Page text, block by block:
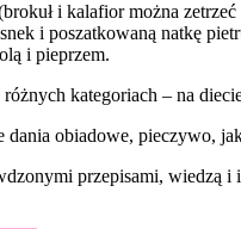
i kalafior można
i poszatkowaną natkę
i pieprzem.
kategoriach – na
dania obiadowe, pieczywo,
przepisami, wiedzą